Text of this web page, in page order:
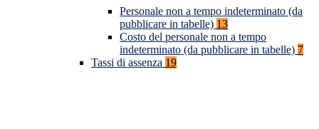
Personale non a tempo indeterminato (da
pubblicare in tabelle) 13
Costo del personale non a tempo
indeterminato (da pubblicare in tabelle) 7
Tassi di assenza 19